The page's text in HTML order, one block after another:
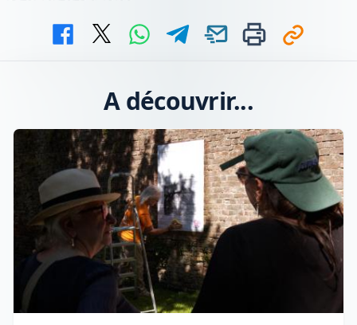
A découvrir...